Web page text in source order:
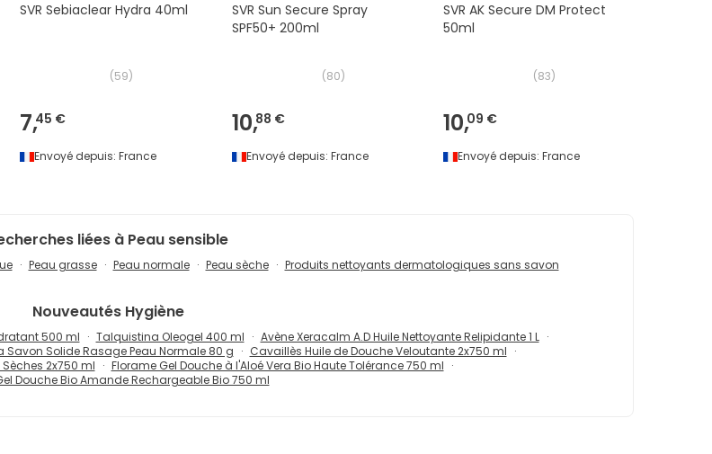
SVR Sebiaclear Hydra 40ml
(59)
7,45 €
Envoyé depuis: France
SVR Sun Secure Spray
SPF50+ 200ml
(80)
10,88 €
Envoyé depuis: France
SVR AK Secure DM Protect
50ml
(83)
10,09 €
Envoyé depuis: France
liées à Peau sensible
Peau grasse Peau normale Peau sèche Produits nettoyants dermatologiques sans savon
Nouveautés Hygiène
500 ml Talquistina Oleogel 400 ml
Avène Xeracalm A.D Huile Nettoyante Relipidante 1 L
Savon Solide Rasage Peau Normale 80 g
Cavaillès Huile de Douche Veloutante 2x750 ml
2x750 ml
Florame Gel Douche à l'Aloé Vera Bio Haute Tolérance 750 ml
Douche Bio Amande Rechargeable Bio 750 ml